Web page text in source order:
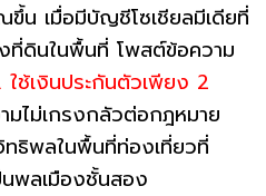
น เมื่อมีบัญชีโซเชียลมีเดียที่
ที่ดินในพื้นที่ โพสต์ข้อความ
ช้เงินประกันตัวเพียง 2
มไม่เกรงกลัวต่อกฎหมาย
ทธิพลในพื้นที่ท่องเที่ยวที่
นพลเมืองชั้นสอง